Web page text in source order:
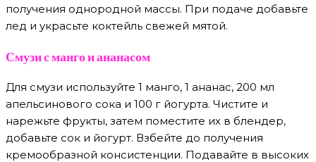
получения однородной массы. При подаче добавьте
лед и украсьте коктейль свежей мятой.
Смузи с манго и ананасом
Для смузи используйте 1 манго, 1 ананас, 200 мл
апельсинового сока и 100 г йогурта. Чистите и
нарежьте фрукты, затем поместите их в блендер,
добавьте сок и йогурт. Взбейте до получения
кремообразной консистенции. Подавайте в высоких